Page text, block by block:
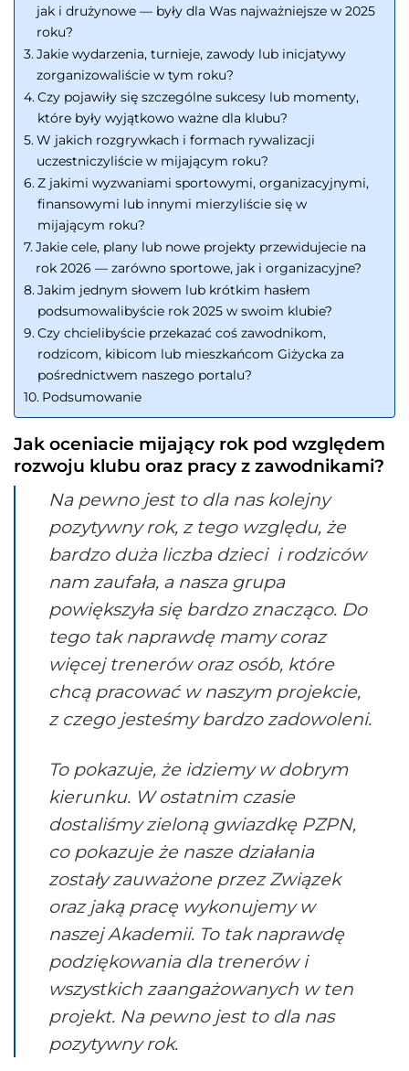
jak i drużynowe — były dla Was najważniejsze w 2025
roku?
Jakie wydarzenia, turnieje, zawody lub inicjatywy
zorganizowaliście w tym roku?
Czy pojawiły się szczególne sukcesy lub momenty,
które były wyjątkowo ważne dla klubu?
W jakich rozgrywkach i formach rywalizacji
uczestniczyliście w mijającym roku?
Z jakimi wyzwaniami sportowymi, organizacyjnymi,
finansowymi lub innymi mierzyliście się w
mijającym roku?
Jakie cele, plany lub nowe projekty przewidujecie na
rok 2026 — zarówno sportowe, jak i organizacyjne?
Jakim jednym słowem lub krótkim hasłem
podsumowalibyście rok 2025 w swoim klubie?
Czy chcielibyście przekazać coś zawodnikom,
rodzicom, kibicom lub mieszkańcom Giżycka za
pośrednictwem naszego portalu?
Podsumowanie
Jak oceniacie mijający rok pod względem
rozwoju klubu oraz pracy z zawodnikami?
Na pewno jest to dla nas kolejny
pozytywny rok, z tego względu, że
bardzo duża liczba dzieci i rodziców
nam zaufała, a nasza grupa
powiększyła się bardzo znacząco. Do
tego tak naprawdę mamy coraz
więcej trenerów oraz osób, które
chcą pracować w naszym projekcie,
z czego jesteśmy bardzo zadowoleni.
To pokazuje, że idziemy w dobrym
kierunku. W ostatnim czasie
dostaliśmy zieloną gwiazdkę PZPN,
co pokazuje że nasze działania
zostały zauważone przez Związek
oraz jaką pracę wykonujemy w
naszej Akademii. To tak naprawdę
podziękowania dla trenerów i
wszystkich zaangażowanych w ten
projekt. Na pewno jest to dla nas
pozytywny rok.